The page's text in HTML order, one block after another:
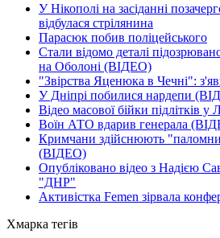
У Нікополі на засіданні
відбулася стрілянина
Парасюк побив поліцейського
Стали відомо деталі
на Оболоні (ВІДЕО)
"Звірства Яценюка в Чечні":
У Дніпрі побилися нардепи
Відео масової бійки підлітків у
Воїн АТО вдарив генерала
Кримчани здійснюють
(ВІДЕО)
Опубліковано відео з Надією
"ДНР"
Активістка Femen зірвала
Хмарка тегів